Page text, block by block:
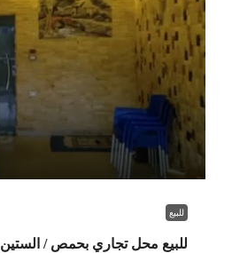
للبيع
للبيع محل تجاري بحمص / الستين